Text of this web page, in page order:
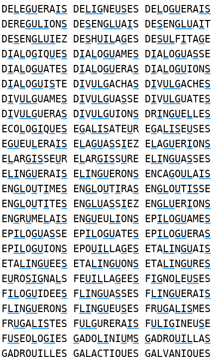
DELEGUERAIS DELIGNEUSES DELOGUERAIS
DEREGULIONS DESENGLUAIS DESENGLUAIT
DESENGLUIEZ DESHUILAGES DESULFITAGE
DIALOGIQUES DIALOGUAMES DIALOGUASSE
DIALOGUATES DIALOGUERAS DIALOGUIONS
DIALOGUISTE DIVULGACHAS DIVULGACHES
DIVULGUAMES DIVULGUASSE DIVULGUATES
DIVULGUERAS DIVULGUIONS DRINGUELLES
ECOLOGIQUES EGALISATEUR EGALISEUSES
EGUEULERAIS ELAGUASSIEZ ELAGUERIONS
ELARGISSEUR ELARGISSURE ELINGUASSES
ELINGUERAIS ELINGUERONS ENCAGOULAIS
ENGLOUTIMES ENGLOUTIRAS ENGLOUTISSE
ENGLOUTITES ENGLUASSIEZ ENGLUERIONS
ENGRUMELAIS ENGUEULIONS EPILOGUAMES
EPILOGUASSE EPILOGUATES EPILOGUERAS
EPILOGUIONS EPOUILLAGES ETALINGUAIS
ETALINGUEES ETALINGUONS ETALINGURES
EUROSIGNALS FEUILLAGEES FIGNOLEUSES
FILOGUIDEES FLINGUASSES FLINGUERAIS
FLINGUERONS FLINGUEUSES FRUGALISMES
FRUGALISTES FULGURERAIS FULIGINEUSE
FUSEOLOGIES GADOLINIUMS GADROUILLAS
GADROUILLES GALACTIQUES GALVANIQUES